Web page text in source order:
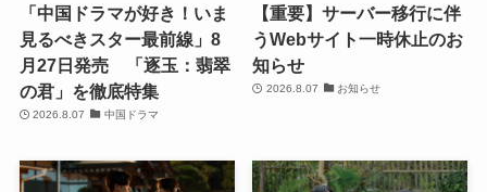
フェ「ニューラフレア」
タイアップスイーツ＆プレ
ゼントキャンペーン
2026.8.07 新作映画
特別試写会に40組80名様ご
招待☆（応募締切：8月19
日）
2026.8.07 試写会